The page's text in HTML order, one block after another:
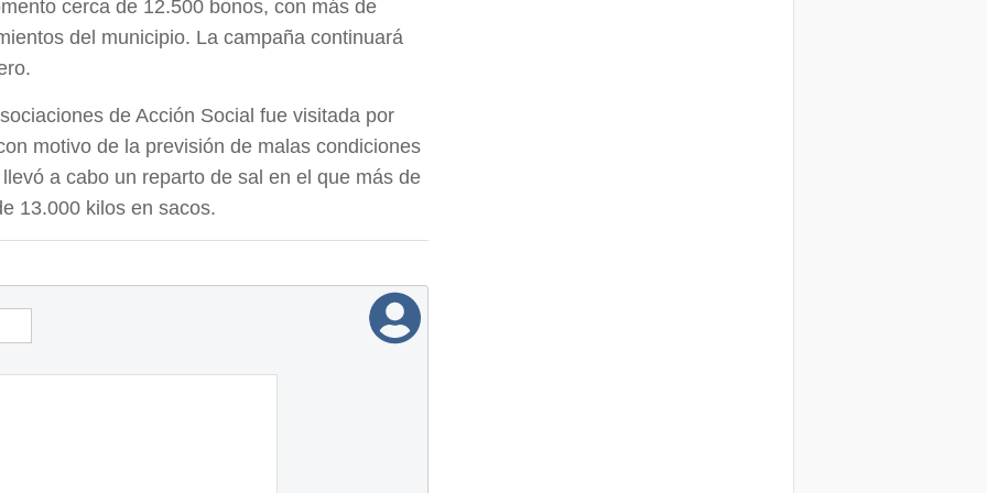
cerca de 12.500 bonos, con más de
del municipio. La campaña continuará
de Acción Social fue visitada por
motivo de la previsión de malas condiciones
a cabo un reparto de sal en el que más de
13.000 kilos en sacos.